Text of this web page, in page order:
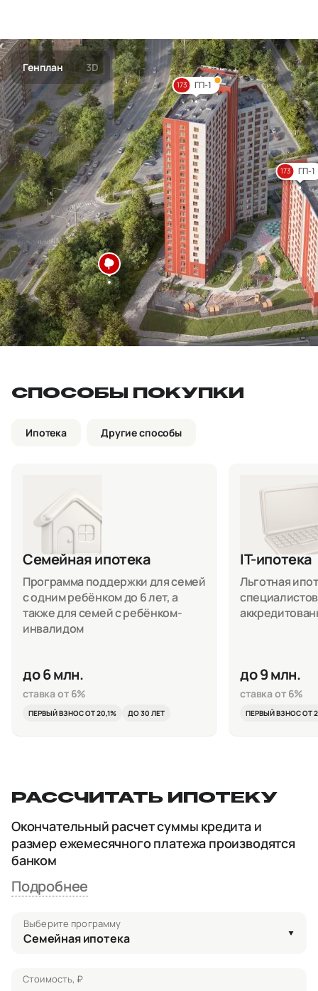
Генплан 3D
173 ГП-1
173 ГП-1
СПОСОБЫ ПОКУПКИ
Ипотека Другие способы
Семейная ипотека
Программа поддержки для семей
с одним ребёнком до 6 лет, а
также для семей с ребёнком-
инвалидом
до 6 млн.
ставка от 6%
ПЕРВЫЙ ВЗНОС ОТ 20,1% ДО 30 ЛЕТ
IT-ипотека
Льготная
до 9 млн.
ставка от 6%
ПЕРВЫЙ ВЗНОС ОТ
РАССЧИТАТЬ ИПОТЕКУ
Окончательный расчет суммы кредита и
размер ежемесячного платежа производятся
банком
Подробнее
Выберите программу
Семейная ипотека
Стоимость, ₽